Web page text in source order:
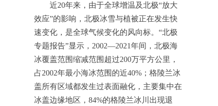
近20年来，由于全球增温及北极“放大
效应”的影响，北极冰雪与植被正在发生快
速变化，是全球气候变化的风向标。“北极
专题报告”显示，2002—2021年间，北极海
冰覆盖范围缩减范围超过200万平方公里，
占2002年最小海冰范围的近40%；格陵兰冰
盖所有区域都发生过表面融化，主要集中在
冰盖边缘地区，84%的格陵兰冰川出现退